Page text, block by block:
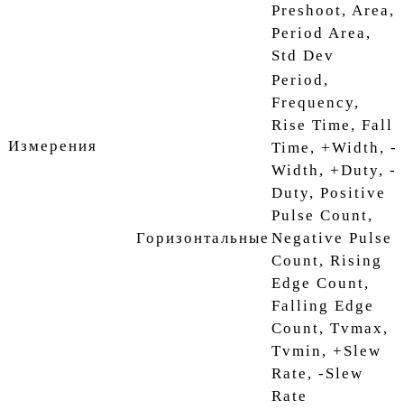
Измерения
Preshoot, Area,
Period Area,
Std Dev
Горизонтальные
Period,
Frequency,
Rise Time, Fall
Time, +Width, -
Width, +Duty, -
Duty, Positive
Pulse Count,
Negative Pulse
Count, Rising
Edge Count,
Falling Edge
Count, Tvmax,
Tvmin, +Slew
Rate, -Slew
Rate